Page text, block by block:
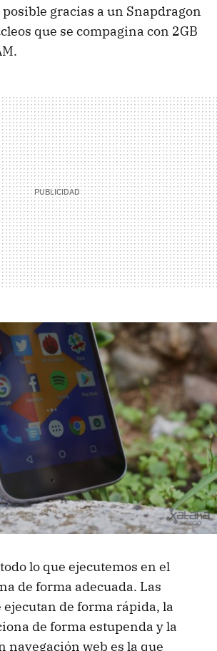
posible gracias a un Snapdragon
que se compagina con 2GB
lo que ejecutemos en el
de forma adecuada. Las
ejecutan de forma rápida, la
de forma estupenda y la
navegación web es la que